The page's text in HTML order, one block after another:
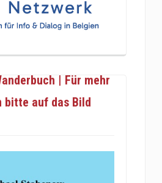
| Für mehr
bitte auf das Bild